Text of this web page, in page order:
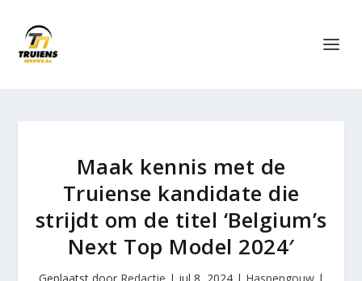
Maak kennis met de
Truiense kandidate die
strijdt om de titel ‘Belgium’s
Next Top Model 2024′